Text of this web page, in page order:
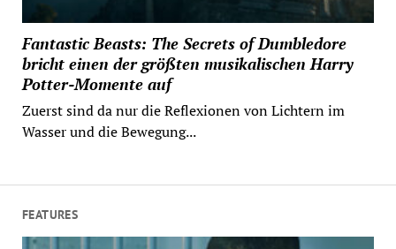
Fantastic Beasts: The Secrets of Dumbledore
bricht einen der größten musikalischen Harry
Potter-Momente auf
Zuerst sind da nur die Reflexionen von Lichtern im
Wasser und die Bewegung...
FEATURES